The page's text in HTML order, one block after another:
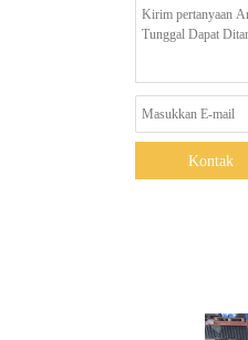
Kontak